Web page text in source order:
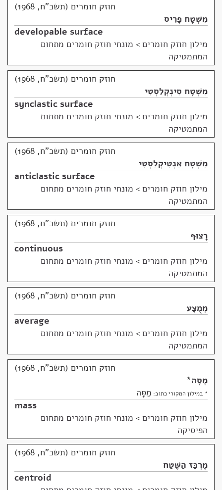
חוזק חומרים (תשכ"ח, 1968)
מִשְׁטָח פָּרִיס
developable surface
מילון חוזק חומרים > מונחי חוזק חומרים מתחום
המתמטיקה
חוזק חומרים (תשכ"ח, 1968)
מִשְׁטָח סִינְקְלַסְטִי
synclastic surface
מילון חוזק חומרים > מונחי חוזק חומרים מתחום
המתמטיקה
חוזק חומרים (תשכ"ח, 1968)
מִשְׁטָח אַנְטִיקְלַסְטִי
anticlastic surface
מילון חוזק חומרים > מונחי חוזק חומרים מתחום
המתמטיקה
חוזק חומרים (תשכ"ח, 1968)
רָצוּף
continuous
מילון חוזק חומרים > מונחי חוזק חומרים מתחום
המתמטיקה
חוזק חומרים (תשכ"ח, 1968)
מְמֻצָּע
average
מילון חוזק חומרים > מונחי חוזק חומרים מתחום
המתמטיקה
חוזק חומרים (תשכ"ח, 1968)
מָסָה*
* במילון המקורי כתוב: מַסָּה
mass
מילון חוזק חומרים > מונחי חוזק חומרים מתחום
הפיסיקה
חוזק חומרים (תשכ"ח, 1968)
מֶרְכַּז הַשֶּׁטַח
centroid